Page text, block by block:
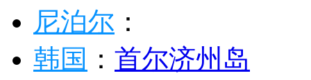
尼泊尔 ：
韩国 ： 首尔济州岛